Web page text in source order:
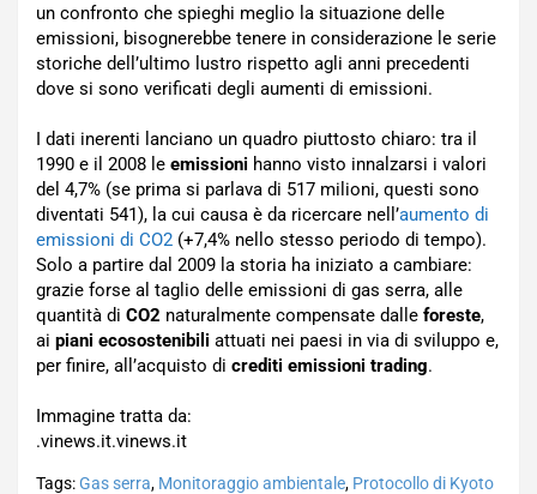
un confronto che spieghi meglio la situazione delle
emissioni, bisognerebbe tenere in considerazione le serie
storiche dell’ultimo lustro rispetto agli anni precedenti
dove si sono verificati degli aumenti di emissioni.
I dati inerenti lanciano un quadro piuttosto chiaro: tra il
1990 e il 2008 le emissioni hanno visto innalzarsi i valori
del 4,7% (se prima si parlava di 517 milioni, questi sono
diventati 541), la cui causa è da ricercare nell’aumento di
emissioni di CO2 (+7,4% nello stesso periodo di tempo).
Solo a partire dal 2009 la storia ha iniziato a cambiare:
grazie forse al taglio delle emissioni di gas serra, alle
quantità di CO2 naturalmente compensate dalle foreste,
ai piani ecosostenibili attuati nei paesi in via di sviluppo e,
per finire, all’acquisto di crediti emissioni trading.
Immagine tratta da:
.vinews.it.vinews.it
Tags:Gas serra, Monitoraggio ambientale, Protocollo di Kyoto